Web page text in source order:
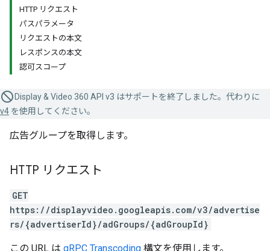
HTTP リクエスト
パスパラメータ
リクエストの本文
レスポンスの本文
認可スコープ
Display & Video 360 API v3 はサポートを終了しました。代わりに
v4 を使用してください。
広告グループを取得します。
HTTP リクエスト
GET
https://displayvideo.googleapis.com/v3/advertise
rs/{advertiserId}/adGroups/{adGroupId}
この URL は gRPC Transcoding 構文を使用します。